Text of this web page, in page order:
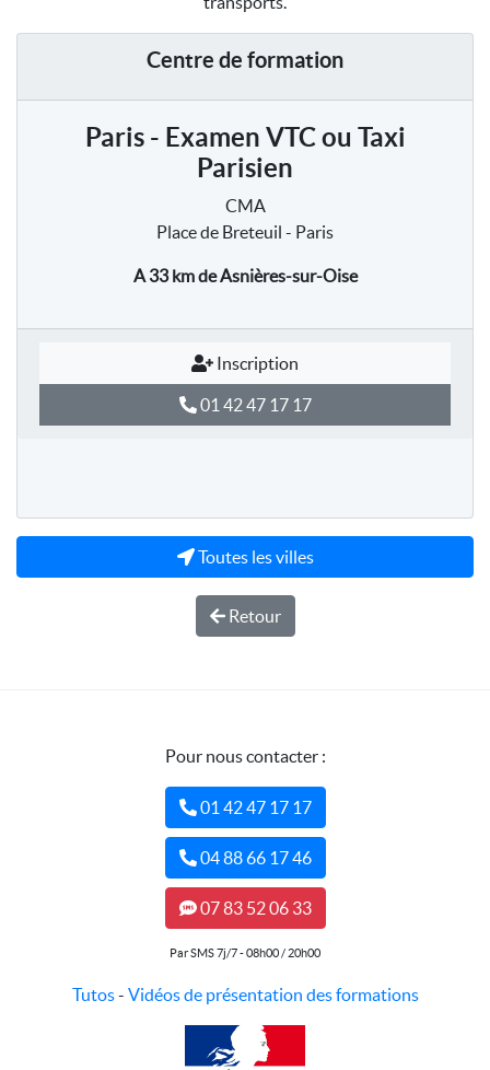
Centre de formation
Paris - Examen VTC ou Taxi
Parisien
CMA
Place de Breteuil - Paris
A 33 kmde Asnières-sur-Oise
Inscription
01 42 47 17 17
Toutes les villes
Retour
Pour nous contacter :
01 42 47 17 17
04 88 66 17 46
07 83 52 06 33
Par SMS 7j/7 - 08h00 / 20h00
Tutos- Vidéos de présentation des formations